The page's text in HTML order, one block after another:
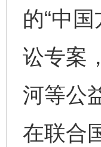
的“中
讼专案
河等公
在联合